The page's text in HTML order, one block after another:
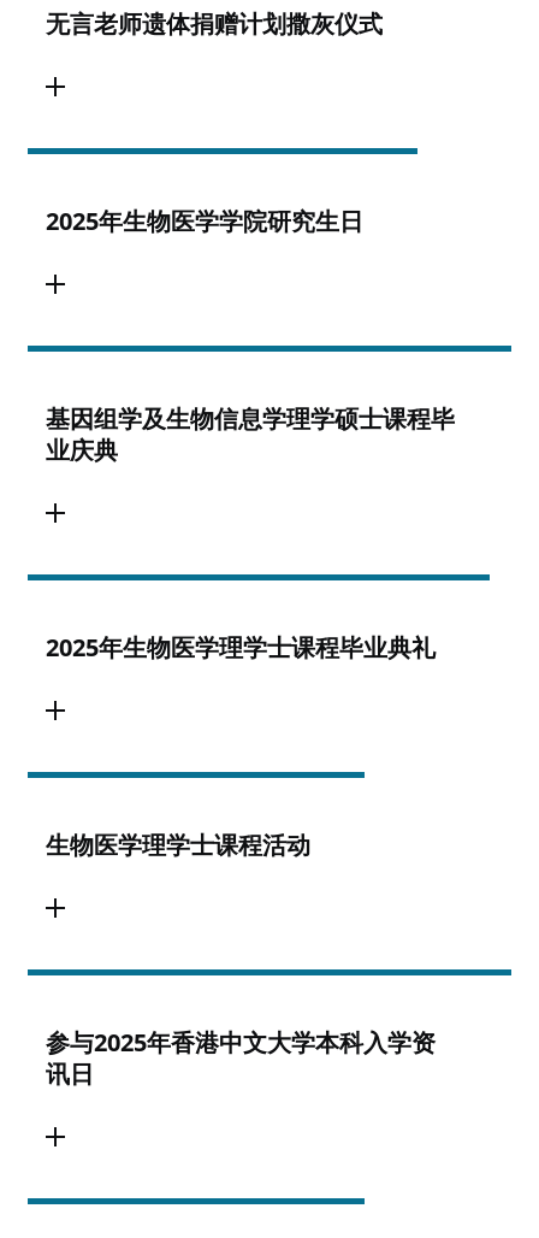
无言老师遗体捐赠计划撒灰仪式
2025年生物医学学院研究生日
基因组学及生物信息学理学硕士课程毕
业庆典
2025年生物医学理学士课程毕业典礼
生物医学理学士课程活动
参与2025年香港中文大学本科入学资
讯日